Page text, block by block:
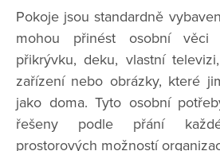
Pokoje jsou standardně
mohou přinést osobní věci
přikrývku, deku, vlastní
zařízení nebo obrázky, které
jako doma. Tyto osobní
řešeny podle přání
prostorových možností